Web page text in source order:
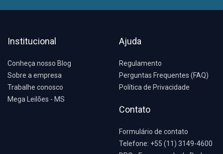
Institucional
Conheça nosso Blog
Sobre a empresa
Trabalhe conosco
Mega Leilões - MS
Ajuda
Regulamento
Perguntas Frequentes (FAQ)
Política de Privacidade
Contato
Formulário de contato
Telefone: +55 (11) 3149-4600